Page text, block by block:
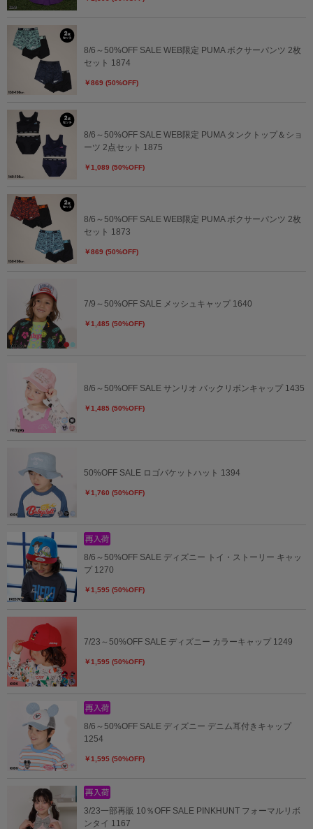
8/6～50%OFF SALE WEB限定 PUMA ボクサーパンツ 2枚
セット 1874
￥869 (50%OFF)
8/6～50%OFF SALE WEB限定 PUMA タンクトップ＆ショ
ーツ 2点セット 1875
￥1,089 (50%OFF)
8/6～50%OFF SALE WEB限定 PUMA ボクサーパンツ 2枚
セット 1873
￥869 (50%OFF)
7/9～50%OFF SALE メッシュキャップ 1640
￥1,485 (50%OFF)
8/6～50%OFF SALE サンリオ バックリボンキャップ 1435
￥1,485 (50%OFF)
50%OFF SALE ロゴバケットハット 1394
￥1,760 (50%OFF)
8/6～50%OFF SALE ディズニー トイ・ストーリー キャッ
プ 1270
￥1,595 (50%OFF)
7/23～50%OFF SALE ディズニー カラーキャップ 1249
￥1,595 (50%OFF)
8/6～50%OFF SALE ディズニー デニム耳付きキャップ
1254
￥1,595 (50%OFF)
3/23一部再販 10％OFF SALE PINKHUNT フォーマルリボ
ンタイ 1167